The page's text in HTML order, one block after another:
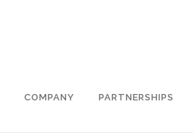
COMPANY PARTNERSHIPS